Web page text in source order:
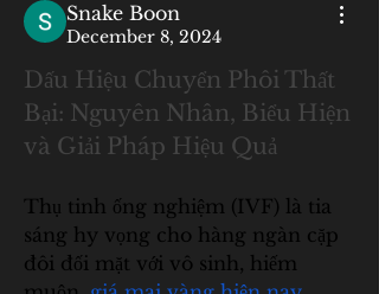
Snake Boon
December 8, 2024
Dấu Hiệu Chuyển Phôi Thất
Bại: Nguyên Nhân, Biểu Hiện
và Giải Pháp Hiệu Quả
Thụ tinh ống nghiệm (IVF) là tia
sáng hy vọng cho hàng ngàn cặp
đôi đối mặt với vô sinh, hiếm